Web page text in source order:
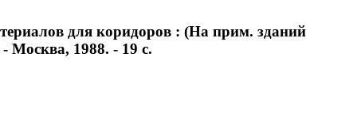
для коридоров : (На прим. зданий
Москва, 1988. - 19 с.